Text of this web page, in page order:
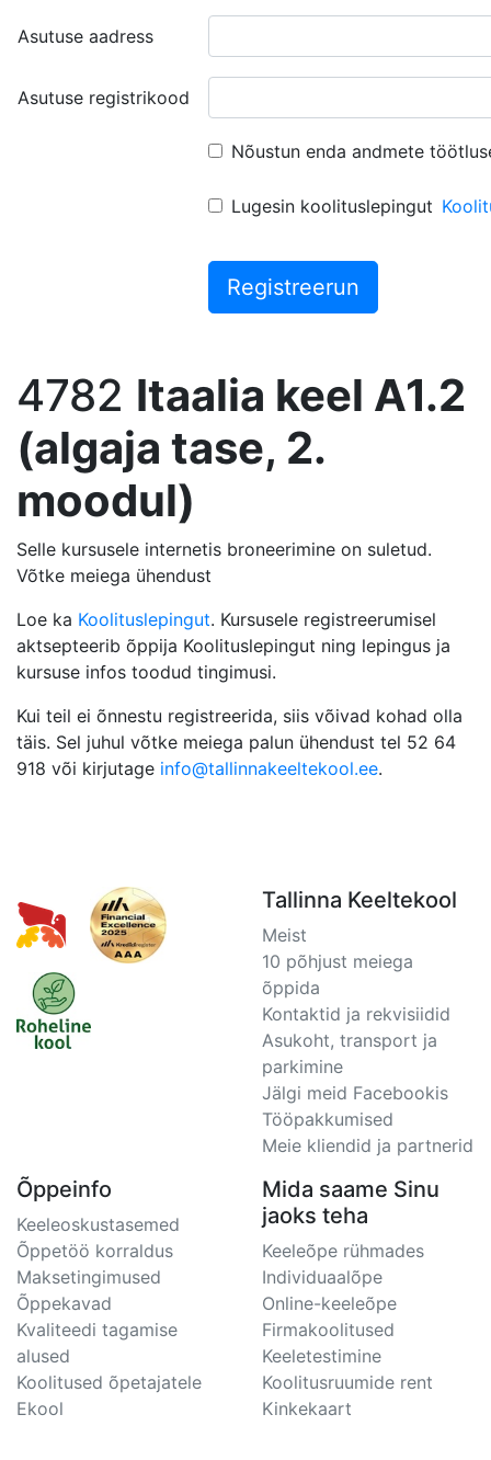
Asutuse aadress
Asutuse registrikood
Nõustun enda andmete
Lugesin koolituslepingut
4782 Itaalia keel A1.2
(algaja tase, 2.
moodul)
Selle kursusele internetis broneerimine on suletud.
Võtke meiega ühendust
Loe ka Koolituslepingut. Kursusele registreerumisel
aktsepteerib õppija Koolituslepingut ning lepingus ja
kursuse infos toodud tingimusi.
Kui teil ei õnnestu registreerida, siis võivad kohad olla
täis. Sel juhul võtke meiega palun ühendust tel 52 64
918 või kirjutage info@tallinnakeeltekool.ee.
Tallinna Keeltekool
Meist
10 põhjust meiega
õppida
Kontaktid ja rekvisiidid
Asukoht, transport ja
parkimine
Jälgi meid Facebookis
Tööpakkumised
Meie kliendid ja partnerid
Õppeinfo
Keeleoskustasemed
Õppetöö korraldus
Maksetingimused
Õppekavad
Kvaliteedi tagamise
alused
Koolitused õpetajatele
Ekool
Mida saame Sinu
jaoks teha
Keeleõpe rühmades
Individuaalõpe
Online-keeleõpe
Firmakoolitused
Keeletestimine
Koolitusruumide rent
Kinkekaart